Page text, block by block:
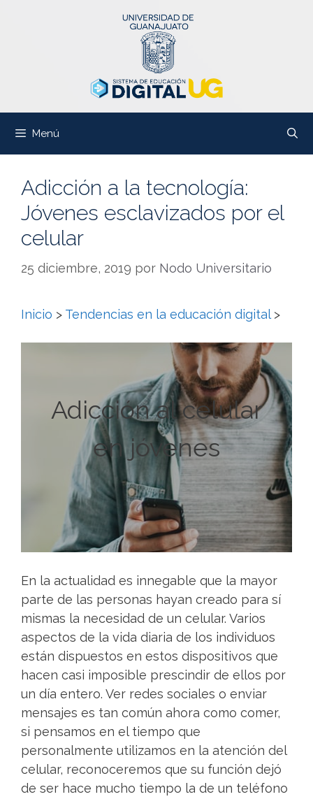
Menú
Adicción a la tecnología:
Jóvenes esclavizados por el
celular
25 diciembre, 2019 por Nodo Universitario
Inicio > Tendencias en la educación digital>
Adicción al celular
en jóvenes
En la actualidad es innegable que la mayor
parte de las personas hayan creado para sí
mismas la necesidad de un celular. Varios
aspectos de la vida diaria de los individuos
están dispuestos en estos dispositivos que
hacen casi imposible prescindir de ellos por
un día entero. Ver redes sociales o enviar
mensajes es tan común ahora como comer,
si pensamos en el tiempo que
personalmente utilizamos en la atención del
celular, reconoceremos que su función dejó
de ser hace mucho tiempo la de un teléfono